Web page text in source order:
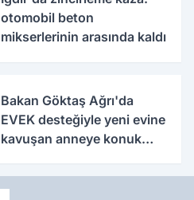
otomobil beton
mikserlerinin arasında kaldı
Bakan Göktaş Ağrı'da
EVEK desteğiyle yeni evine
kavuşan anneye konuk